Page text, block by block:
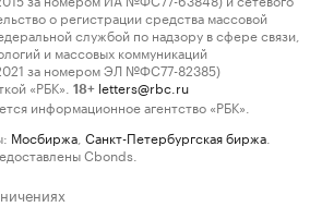
о регистрации средства массовой
службой по надзору в сфере связи,
и массовых коммуникаций
за номером ЭЛ №ФС77-82385)
«РБК».
18+ letters@rbc.ru
информационное агентство «РБК».
Мосбиржа Санкт-Петербургская биржа
Cbonds.